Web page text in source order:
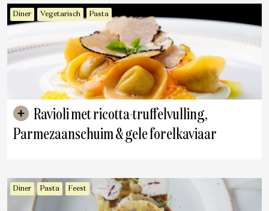
Diner Vegetarisch Pasta
Parmezaanschuim & gele forelkaviaar
Diner Pasta Feest